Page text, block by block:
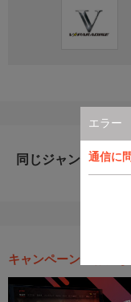
エラー
通信に
同じジャンルのお
キャンペーン・お得な